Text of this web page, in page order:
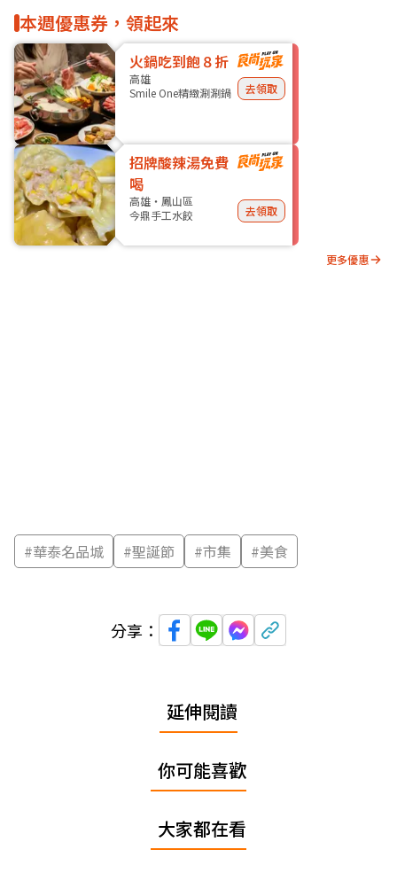
本週優惠券，領起來
火鍋吃到飽８折
高雄
Smile One精緻涮涮鍋
去領取
招牌酸辣湯免費
喝
高雄・鳳山區
今鼎手工水餃
去領取
更多優惠
#華泰名品城 #聖誕節 #市集 #美食
分享：
延伸閱讀
你可能喜歡
大家都在看